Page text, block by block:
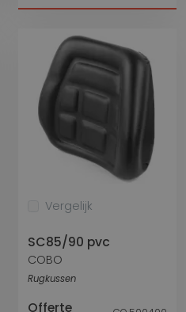
Vergelijk
SC85/90 pvc
COBO
Rugkussen
Offerte